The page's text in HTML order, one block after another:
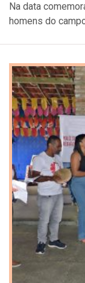
Na data
homens do